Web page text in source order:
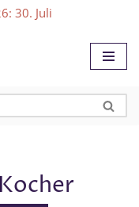
: 30. Juli